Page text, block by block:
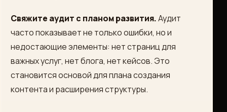
Свяжите аудит с планом развития.Аудит
часто показывает не только ошибки, но и
недостающие элементы: нет страниц для
важных услуг, нет блога, нет кейсов. Это
становится основой для плана создания
контента и расширения структуры.